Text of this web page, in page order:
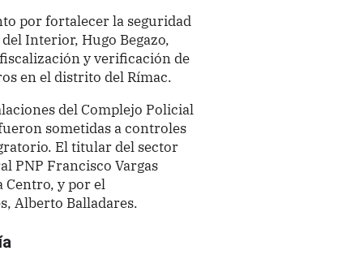
por fortalecer la seguridad
Interior, Hugo Begazo,
y verificación de
en el distrito del Rímac.
del Complejo Policial
sometidas a controles
El titular del sector
PNP Francisco Vargas
Centro, y por el
Alberto Balladares.